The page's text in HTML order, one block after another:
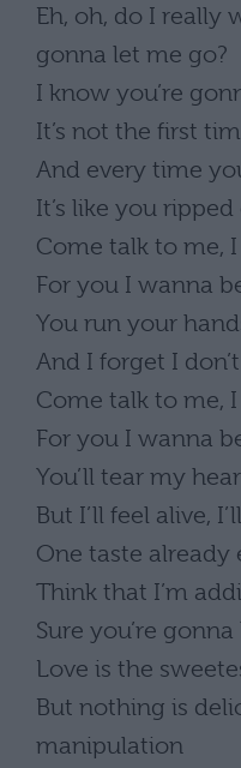
Eh, oh, do I really
gonna let me go?
I know you’re
It’s not the first
And every time
It’s like you
Come talk to me, I
For you I wanna
You run your
And I forget I
Come talk to me, I
For you I wanna
You’ll tear my
But I’ll feel alive,
One taste already
Think that I’m
Sure you’re
Love is the
But nothing is
manipulation